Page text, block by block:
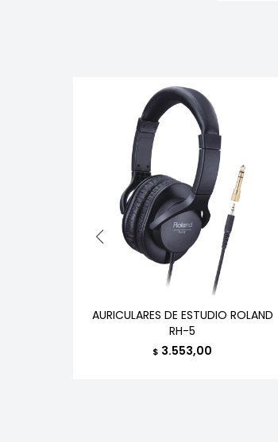
AURICULARES DE ESTUDIO ROLAND
RH-5
$ 3.553,00